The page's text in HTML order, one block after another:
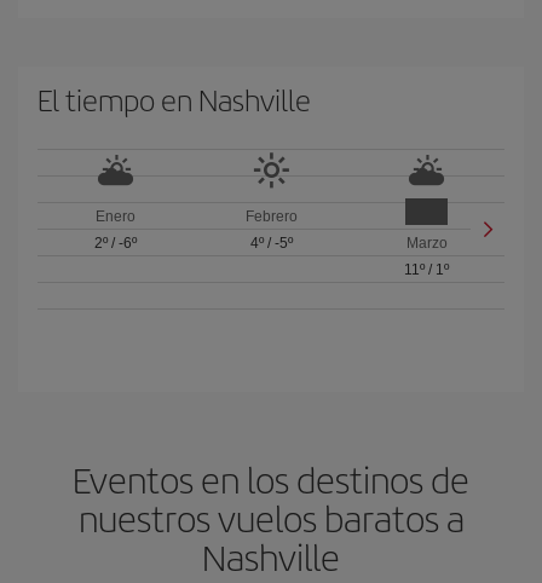
El tiempo en Nashville
Enero
2º/ -6º
Febrero
4º/ -5º
Marzo
11º / 1º
Eventos en los destinos de
nuestros vuelos baratos a
Nashville